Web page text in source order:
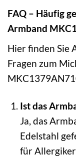
FAQ – Häufig
Armband
Hier finden Sie
Fragen zum
Ist das
Ja, das
Edelstahl
für